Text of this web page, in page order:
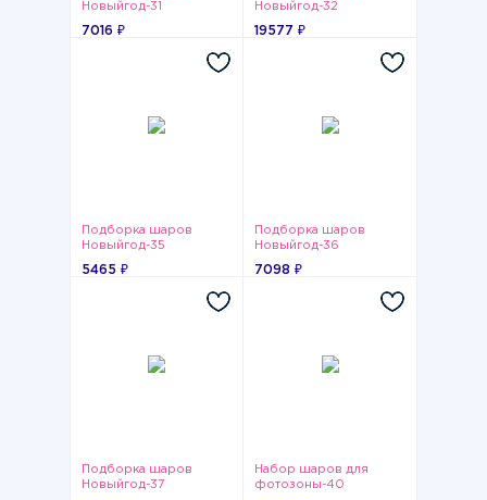
Новыйгод-31
7016 ₽
Новыйгод-32
19577 ₽
Подборка шаров
Новыйгод-35
5465 ₽
Подборка шаров
Новыйгод-36
7098 ₽
Подборка шаров
Новыйгод-37
Набор шаров для
фотозоны-40